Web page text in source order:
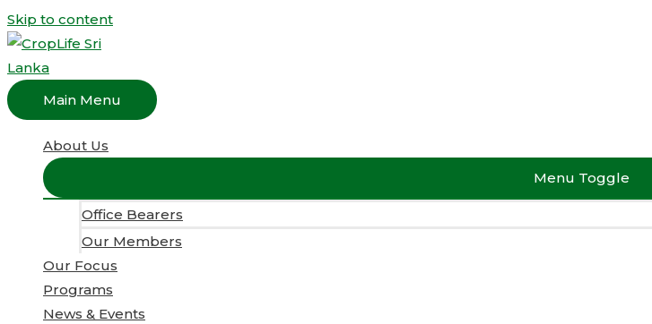
Skip to content
Main Menu
About Us
Menu Toggle
Office Bearers
Our Members
Our Focus
Programs
News & Events